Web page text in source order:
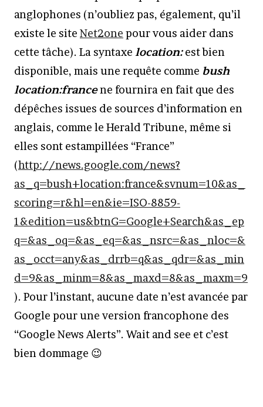
anglophones (n’oubliez pas, également, qu’il
existe le site Net2one pour vous aider dans
cette tâche). La syntaxe location:est bien
disponible, mais une requête comme bush
location:francene fournira en fait que des
dépêches issues de sources d’information en
anglais, comme le Herald Tribune, même si
elles sont estampillées “France”
(http://news.google.com/news?
as_q=bush+location:france&svnum=10&as_
scoring=r&hl=en&ie=ISO-8859-
1&edition=us&btnG=Google+Search&as_ep
q=&as_oq=&as_eq=&as_nsrc=&as_nloc=&
as_occt=any&as_drrb=q&as_qdr=&as_min
d=9&as_minm=8&as_maxd=8&as_maxm=9
). Pour l’instant, aucune date n’est avancée par
Google pour une version francophone des
“Google News Alerts”. Wait and see et c’est
bien dommage 😉